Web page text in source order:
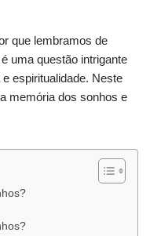
que lembramos de
uma questão intrigante
espiritualidade. Neste
memória dos sonhos e